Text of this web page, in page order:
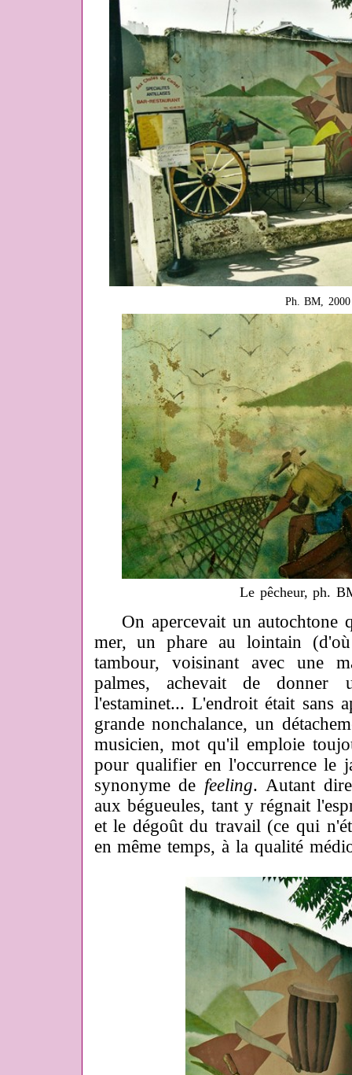
Ph. BM, 2000
Le pêcheur, ph.
On apercevait un autochtone
mer, un phare au lointain
tambour, voisinant avec une
palmes, achevait de donner
l'estaminet... L'endroit était sans
grande nonchalance, un
musicien, mot qu'il emploie
pour qualifier en l'occurrence le
synonyme de feeling. Autant
aux bégueules, tant y régnait
et le dégoût du travail (ce qui
en même temps, à la qualité